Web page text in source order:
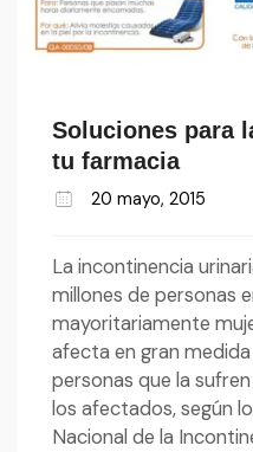
Soluciones para
tu farmacia
20 mayo, 2015
La incontinencia
millones de personas
mayoritariamente
afecta en gran
personas que la
los afectados, según
Nacional de la